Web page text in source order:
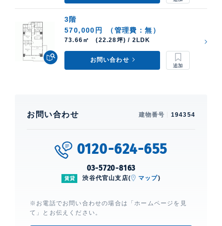
3階
570,000円
（管理費：無）
73.66㎡ (22.28坪) / 2LDK
お問い合わせ
お問い合わせ 建物番号 194354
0120-624-655
03-5720-8163
賃貸 渋谷代官山支店( マップ)
※お電話でお問い合わせの場合は「ホームページを見
て」とお伝えください。